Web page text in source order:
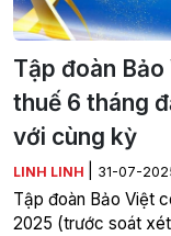
Tập đoàn
thuế 6 tháng
với cùng kỳ
LINH LINH 31-07-
Tập đoàn Bảo Việt
2025 (trước soát